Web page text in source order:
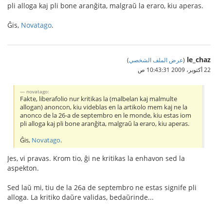
pli alloga kaj pli bone aranĝita, malgraŭ la eraro, kiu aperas.
Ĝis, Novatago.
le_chaz
(عرض الملف الشخصي)
22 أكتوبر، 2009 10:43:31 ص
novatago:
Fakte, liberafolio nur kritikas la (malbelan kaj malmulte
allogan) anoncon, kiu videblas en la artikolo mem kaj ne la
anonco de la 26-a de septembro en le monde, kiu estas iom
pli alloga kaj pli bone aranĝita, malgraŭ la eraro, kiu aperas.
Ĝis, Novatago.
Jes, vi pravas. Krom tio, ĝi ne kritikas la enhavon sed la
aspekton.
Sed laŭ mi, tiu de la 26a de septembro ne estas signife pli
alloga. La kritiko daŭre validas, bedaŭrinde...